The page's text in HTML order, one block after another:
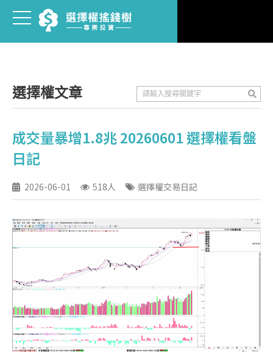
選擇權文章
成交量暴增1.8兆 20260601 選擇權看盤
日記
2026-06-01 518人 選擇權交易日記